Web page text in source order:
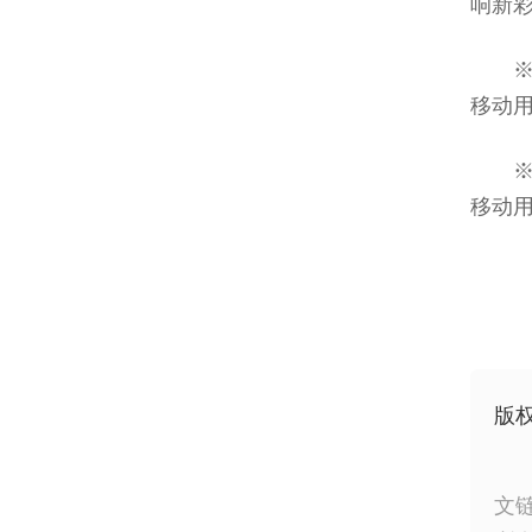
响新
移动
移动
版
文